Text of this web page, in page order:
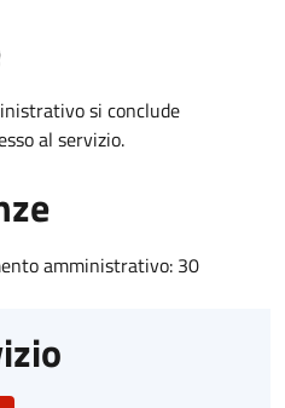
si conclude
al servizio.
amministrativo: 30